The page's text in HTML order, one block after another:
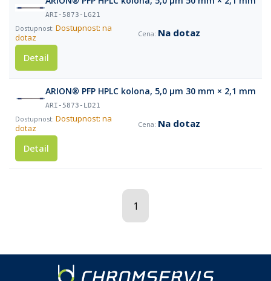
ARI-5873-LG21
Dostupnost: na
dotaz
Na dotaz
Detail
ARION® PFP HPLC kolona, 5,0 µm 30 mm × 2,1 mm
ARI-5873-LD21
Dostupnost: na
dotaz
Na dotaz
Detail
1